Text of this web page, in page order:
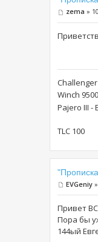
zema »
Winch 9500
Pajero III -
TLC 100
EVGeniy
Привет
Пора бы
144ый